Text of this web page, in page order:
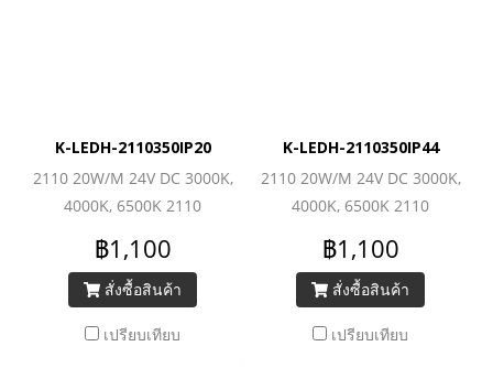
K-LEDH-2110350IP20
2110 20W/M 24V DC 3000K,
4000K, 6500K 2110
(350LEDs/M) 2800lm/M
฿1,100
สั่งซื้อสินค้า
เปรียบเทียบ
K-LEDH-2110350IP44
2110 20W/M 24V DC 3000K,
4000K, 6500K 2110
(350LEDs/M) 2800lm/M
฿1,100
สั่งซื้อสินค้า
เปรียบเทียบ